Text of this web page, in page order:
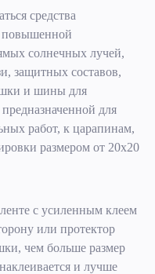
средства
повышенной
солнечных лучей,
защитных составов,
и шины для
для
работ, к царапинам,
размером от 20х20
с усиленным клеем
или протектор
чем больше размер
и лучше